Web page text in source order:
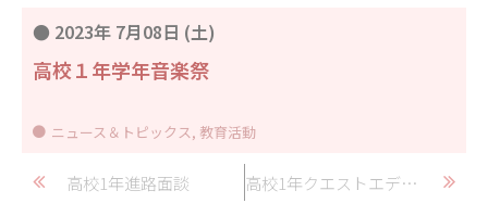
● 2023年 7月08日 (土)
高校１年学年音楽祭
ニュース＆トピックス, 教育活動
高校1年進路面談 高校1年クエストエデュケーション中間発表